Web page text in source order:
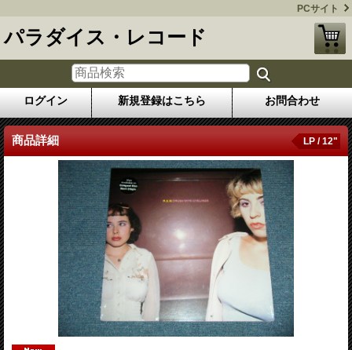
PCサイト
パラダイス・レコード
ログイン 新規登録はこちら お問合わせ
商品詳細 LP / 12"